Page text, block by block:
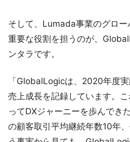
そして、Lumada事業のグロー
重要な役割を担うのが、
ンタラです。
「GlobalLogicは、2020年度
売上成長を記録しています。
ってDXジャーニーを歩んでき
の顧客取引平均継続年数10年